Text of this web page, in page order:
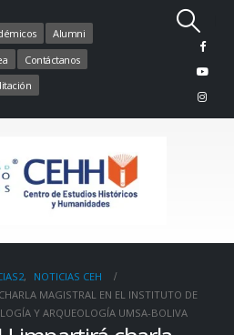
Alumni
Contáctanos
,
NOTICIAS CEH
MAGISTRAL EN EL INSTITUTO DE
Y ARQUEOLOGÍA UMSA-BOLIVA